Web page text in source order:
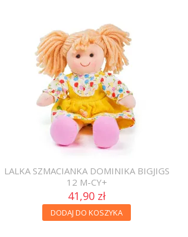
LALKA SZMACIANKA DOMINIKA BIGJIGS
12 M-CY+
41,90 zł
DODAJ DO KOSZYKA